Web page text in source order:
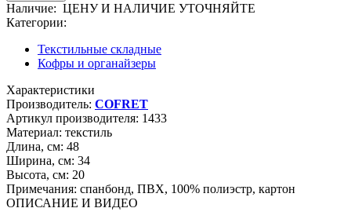
Наличие: ЦЕНУ И НАЛИЧИЕ УТОЧНЯЙТЕ
Категории:
Текстильные складные
Кофры и органайзеры
Характеристики
Производитель: COFRET
Артикул производителя: 1433
Материал: текстиль
Длина, см: 48
Ширина, см: 34
Высота, см: 20
Примечания: спанбонд, ПВХ, 100% полиэстр, картон
ОПИСАНИЕ И ВИДЕО